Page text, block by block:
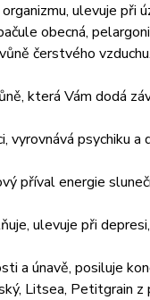
ulevuje při
obecná,
čerstvého
která Vám dodá
vyrovnává psychiku
příval energie
ulevuje při
a únavě, posiluje
Litsea, Petitgrain